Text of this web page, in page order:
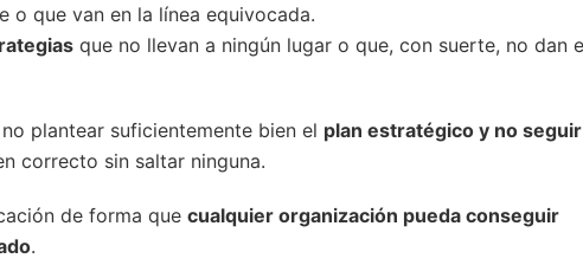
que van en la línea equivocada.
que no llevan a ningún lugar o que, con suerte, no dan
plantear suficientemente bien el plan estratégico y no seguir
correcto sin saltar ninguna.
de forma quecualquier organización pueda conseguir
.